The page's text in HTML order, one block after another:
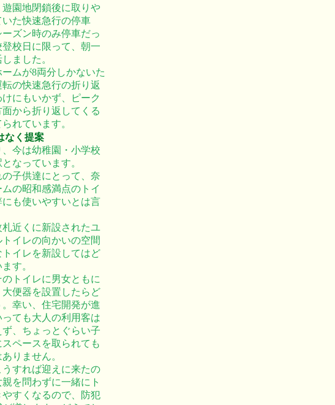
遊園地閉鎖後に取りや
た快速急行の停車
ーズン時のみ停車だっ
校日に限って、朝一
ました。
ムが8両分しかないた
転の快速急行の折り返
けにもいかず、ピーク
から折り返してくる
れています。
なく提案
今は幼稚園・小学校
なっています。
子供達にとって、奈
の昭和感満点のトイ
にも使いやすいとは言
近くに新設されたユ
イレの向かいの空間
トイレを新設してはど
す。
トイレに男女ともに
便器を設置したらど
。幸い、住宅開発が進
っても大人の利用客は
、ちょっとぐらい子
ペースを取られても
りません。
うすれば迎えに来たの
を問わずに一緒にト
やすくなるので、防犯